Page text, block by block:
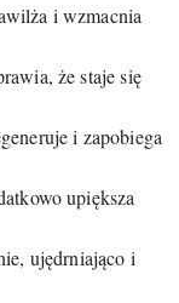
i wzmacnia
że staje się
i zapobiega
upiększa
ujędrniająco i